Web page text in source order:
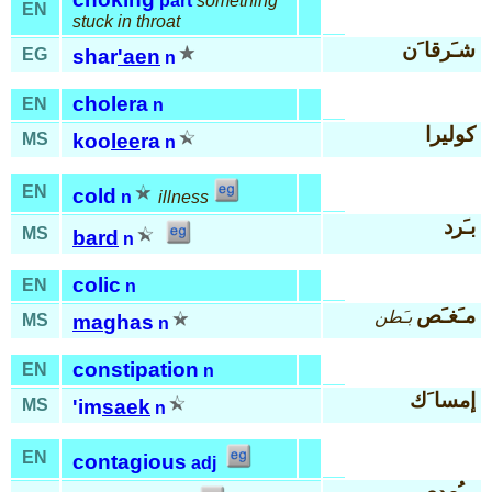
EN
stuck in throat
EG
shar'aen n شـَرقا َن
EN cholera n
MS
koo leera n كوليرا
EN cold n
illness
MS
bard n
بـَرد
EN colic n
MS
maghas n مـَغـَص بـَطن
EN constipation n
MS
'imsaek n إمسا َك
EN contagious adj